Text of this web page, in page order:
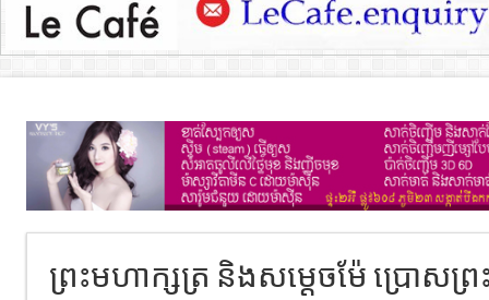
ព្រះមហាក្សត្រ និងសម្តេចម៉ែ ប្រោសព្រ